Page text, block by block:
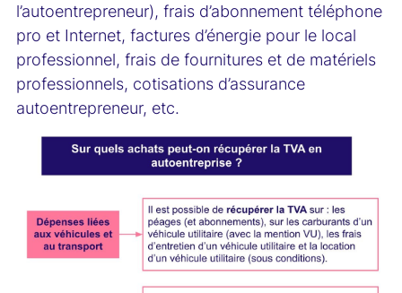
l’autoentrepreneur), frais d’abonnement téléphone
pro et Internet, factures d’énergie pour le local
professionnel, frais de fournitures et de matériels
professionnels, cotisations d’assurance
autoentrepreneur, etc.